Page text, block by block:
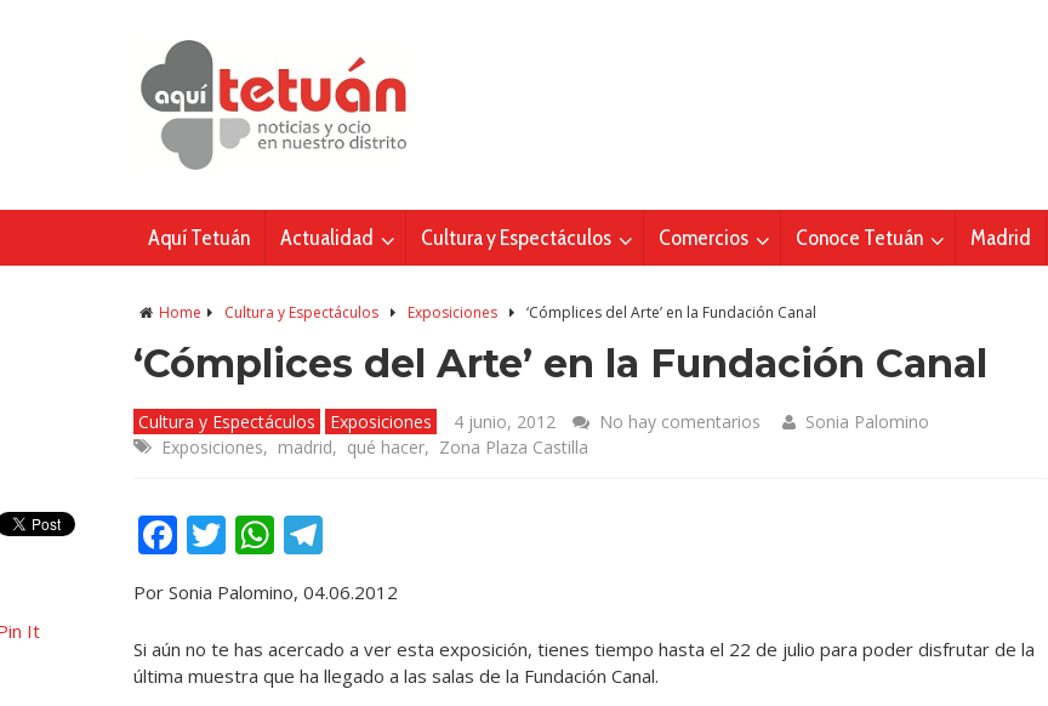
Aquí Tetuán Actualidad Cultura y Espectáculos Comercios Conoce Tetuán Madrid
Home Cultura y Espectáculos Exposiciones ‘Cómplices del Arte’ en la Fundación Canal
‘Cómplices del Arte’ en la Fundación Canal
Cultura y Espectáculos Exposiciones 4 junio, 2012 No hay comentarios
Sonia Palomino
Exposiciones, madrid, qué hacer, Zona Plaza Castilla
Facebook
TwitterWhatsApp
Por Sonia Palomino, 04.06.2012
Si aún no te has acercado a ver esta exposición, tienes tiempo hasta el 22 de julio para poder disfrutar de la
última muestra que ha llegado a las salas de la Fundación Canal.
It